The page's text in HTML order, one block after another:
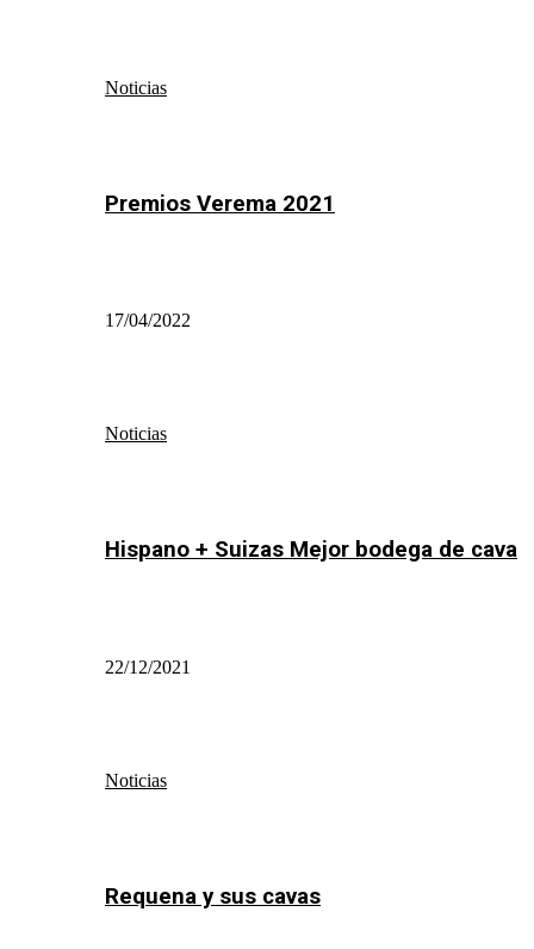
Noticias
Premios Verema 2021
17/04/2022
Noticias
Hispano + Suizas Mejor bodega de cava
22/12/2021
Noticias
Requena y sus cavas